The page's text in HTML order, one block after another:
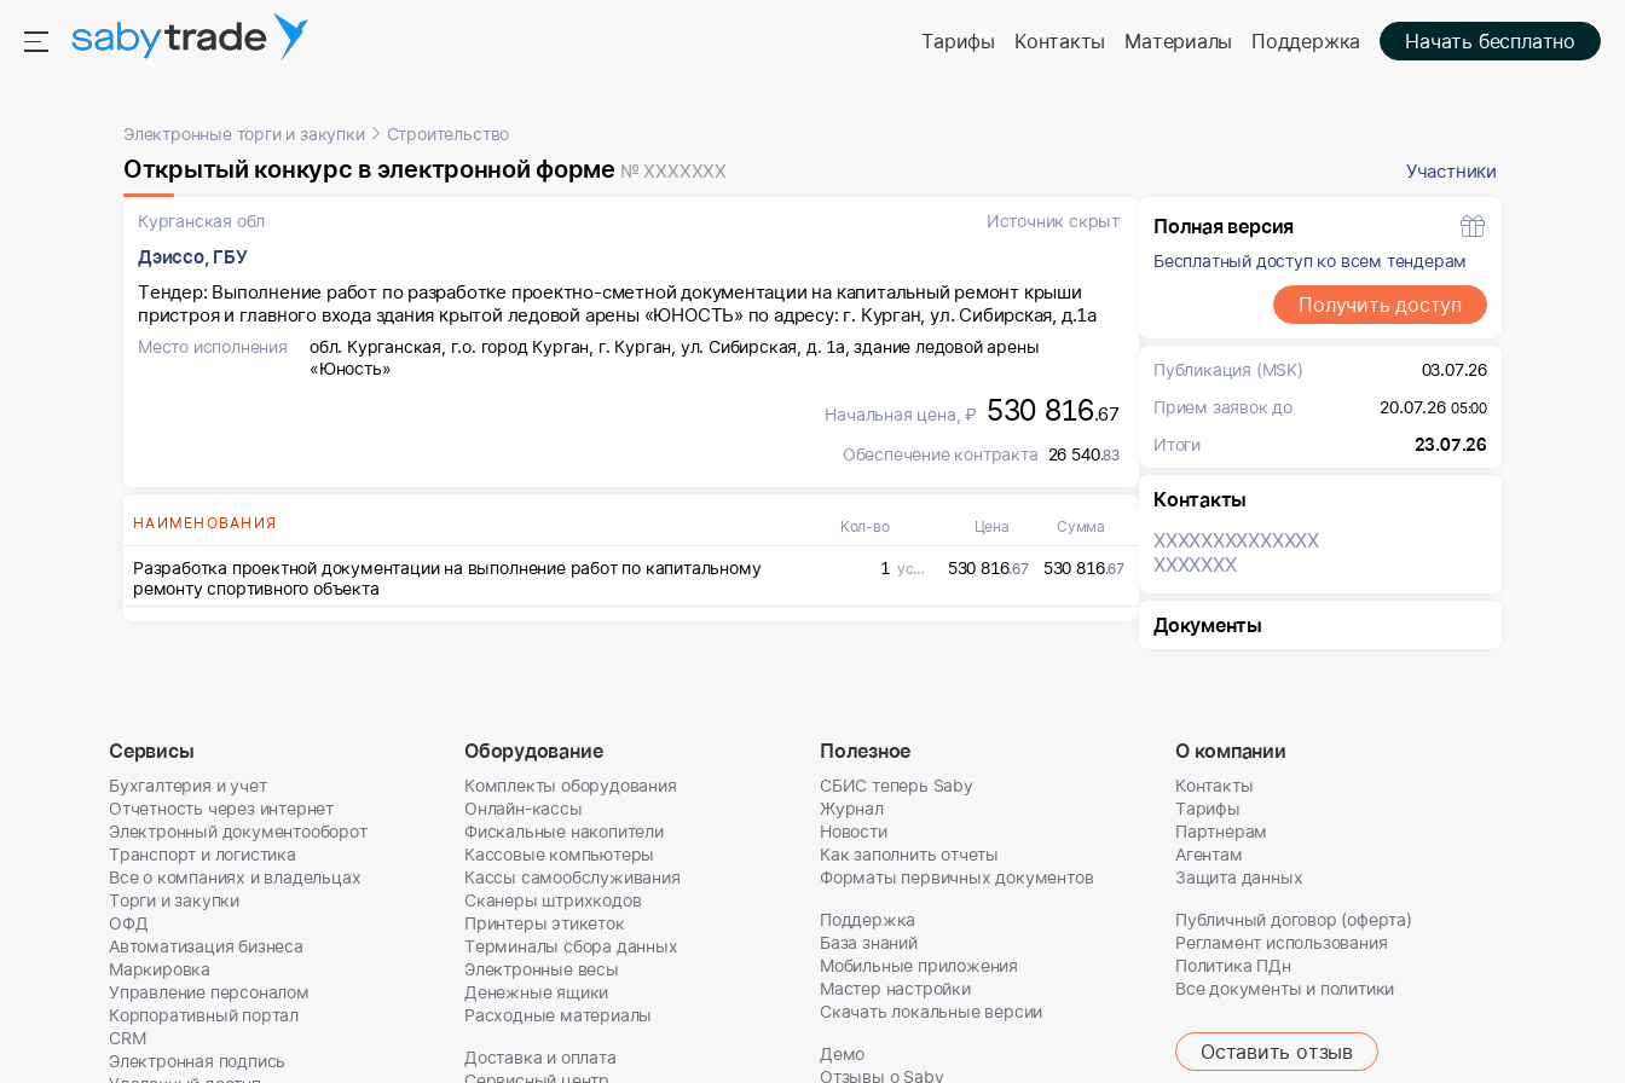
Тарифы Контакты Материалы Поддержка Начать бесплатно
Электронные торги и закупки Строительство
Открытый конкурс в электронной форме № XXXXXXX Участники
Курганская обл Источник скрыт
Дэиссо, ГБУ
Тендер: Выполнение работ по разработке проектно-сметной документации на капитальный ремонт крыши
пристроя и главного входа здания крытой ледовой арены «ЮНОСТЬ» по адресу: г. Курган, ул. Сибирская, д.1а
Место исполнения
обл. Курганская, г.о. город Курган, г. Курган, ул. Сибирская, д. 1а, здание ледовой арены
«Юность»
Начальная цена, ₽ 530 816.67
Обеспечение контракта 26 540.83
НАИМЕНОВАНИЯ Кол-во Цена Сумма
Разработка проектной документации на выполнение работ по капитальному
ремонту спортивного объекта
1 усл. ед 530 816.67 530 816.67
Полная версия
Бесплатный доступ ко всем тендерам
Получить доступ
Публикация (MSK)
03.07.26
Прием заявок до
20.07.26 05:00
Итоги 23.07.26
Контакты
XXXXXXXXXXXXXX
XXXXXXX
Документы
Сервисы
Бухгалтерия и учет
Отчетность через интернет
Электронный документооборот
Транспорт и логистика
Все о компаниях и владельцах
Торги и закупки
ОФД
Автоматизация бизнеса
Маркировка
Управление персоналом
Корпоративный портал
CRM
Электронная подпись
Оборудование
Комплекты оборудования
Онлайн-кассы
Фискальные накопители
Кассовые компьютеры
Кассы самообслуживания
Сканеры штрихкодов
Принтеры этикеток
Терминалы сбора данных
Электронные весы
Денежные ящики
Расходные материалы
Доставка и оплата
Полезное
СБИС теперь Saby
Журнал
Новости
Как заполнить отчеты
Форматы первичных документов
Поддержка
База знаний
Мобильные приложения
Мастер настройки
Скачать локальные версии
Демо
Отзывы о Saby
О компании
Контакты
Тарифы
Партнерам
Агентам
Защита данных
Публичный договор (оферта)
Регламент использования
Политика ПДн
Все документы и политики
Оставить отзыв